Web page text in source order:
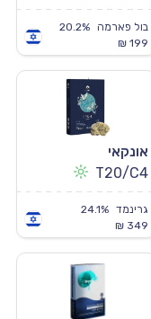
בול פארמה
20.2%
199 ₪
אונקאי
T20/C4
גרינמד 24.1%
349 ₪